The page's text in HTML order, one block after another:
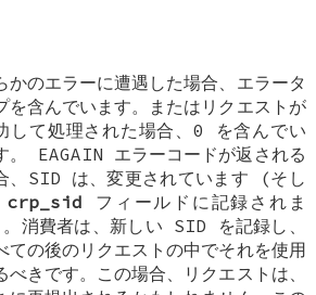
かのエラーに遭遇した場合、エラータ
を含んでいます。またはリクエストが
して処理された場合、0 を含んでい
。 EAGAIN エラーコードが返される
、SID は、変更されています (そし
crp_sid フィールドに記録されま
消費者は、新しい SID を記録し、
ての後のリクエストの中でそれを使用
べきです。この場合、リクエストは、